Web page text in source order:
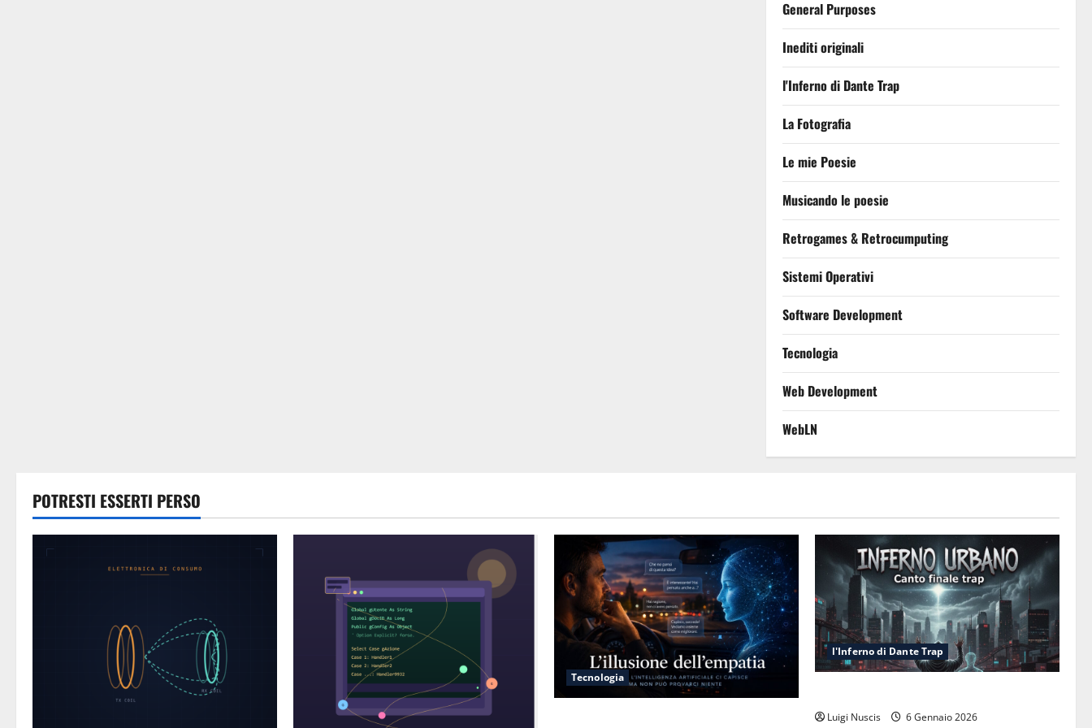
General Purposes
Inediti originali
l'Inferno di Dante Trap
La Fotografia
Le mie Poesie
Musicando le poesie
Retrogames & Retrocumputing
Sistemi Operativi
Software Development
Tecnologia
Web Development
WebLN
POTRESTI ESSERTI PERSO
Tecnologia
l'Inferno di Dante Trap
Luigi Nuscis 6 Gennaio 2026